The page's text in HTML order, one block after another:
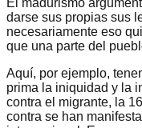
darse sus propias sus
necesariamente eso
que una parte del
Aquí, por ejemplo,
prima la iniquidad y la
contra el migrante, la
contra se han